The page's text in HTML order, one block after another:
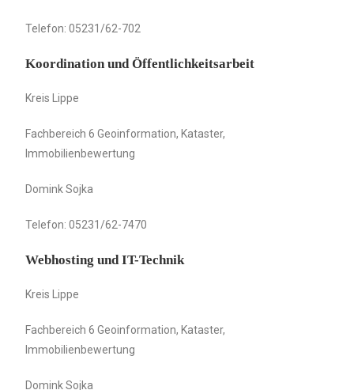
Telefon: 05231/62-702
Koordination und Öffentlichkeitsarbeit
Kreis Lippe
Fachbereich 6 Geoinformation, Kataster,
Immobilienbewertung
Domink Sojka
Telefon: 05231/62-7470
Webhosting und IT-Technik
Kreis Lippe
Fachbereich 6 Geoinformation, Kataster,
Immobilienbewertung
Domink Sojka